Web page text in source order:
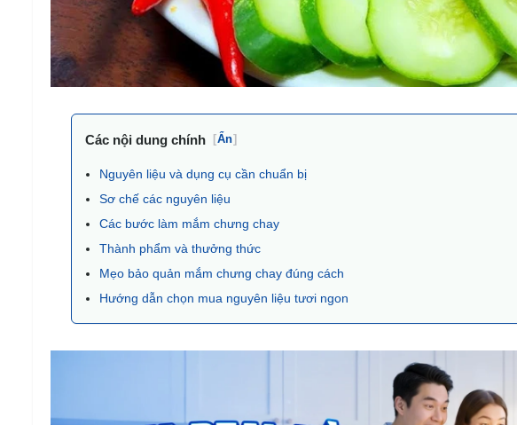
Các nội dung chính [Ẩn]
Nguyên liệu và dụng cụ cần chuẩn bị
Sơ chế các nguyên liệu
Các bước làm mắm chưng chay
Thành phẩm và thưởng thức
Mẹo bảo quản mắm chưng chay đúng cách
Hướng dẫn chọn mua nguyên liệu tươi ngon